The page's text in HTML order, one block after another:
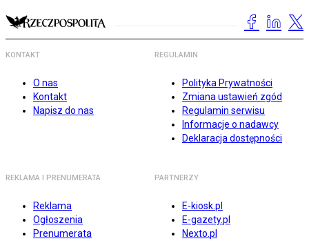
KONTAKT
O nas
Kontakt
Napisz do nas
REGULAMIN
Polityka Prywatności
Zmiana ustawień zgód
Regulamin serwisu
Informacje o nadawcy
Deklaracja dostępności
REKLAMA I PRENUMERATA
Reklama
Ogłoszenia
Prenumerata
PARTNERZY
E-kiosk.pl
E-gazety.pl
Nexto.pl